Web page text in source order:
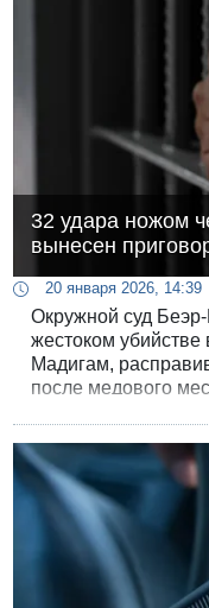
32 удара ножом
вынесен
20 января 2026, 14:39
Окружной суд
жестоком
Мадигам,
после медового